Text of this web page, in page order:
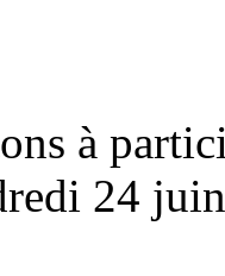
à
24